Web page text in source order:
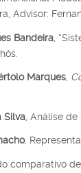
Advisor:
Bandeira ,
Marques,
Silva , Análise
,
comparativo